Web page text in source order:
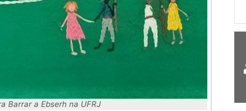
Barrar a Ebserh na UFRJ